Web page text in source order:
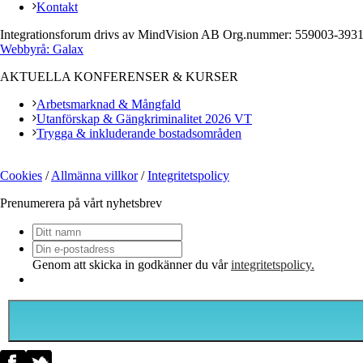
Kontakt
Integrationsforum drivs av MindVision AB Org.nummer: 559003-3931
Webbyrå: Galax
AKTUELLA KONFERENSER & KURSER
Arbetsmarknad & Mångfald
Utanförskap & Gängkriminalitet 2026 VT
Trygga & inkluderande bostadsområden
Cookies /Allmänna villkor/Integritetspolicy
Prenumerera på vårt nyhetsbrev
Ditt
namn
Din
e-
Genom att skicka in godkänner du vårintegritetspolicy.